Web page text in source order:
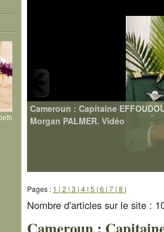
Pages : 1 | 2 | 3 | 4 | 5 | 6 | 7 | 8 |
Nombre d'articles sur le site :